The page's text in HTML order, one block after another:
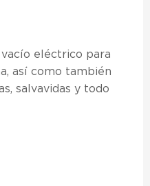
eléctrico para
así como también
salvavidas y todo